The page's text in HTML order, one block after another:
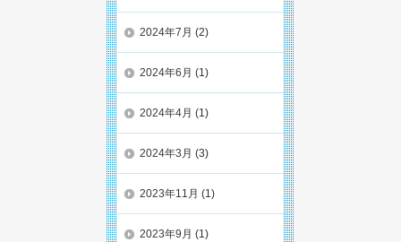
2024年7月 (2)
2024年6月 (1)
2024年4月 (1)
2024年3月 (3)
2023年11月 (1)
2023年9月 (1)